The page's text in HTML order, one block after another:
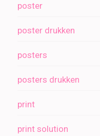
poster
poster drukken
posters
posters drukken
print
print solution